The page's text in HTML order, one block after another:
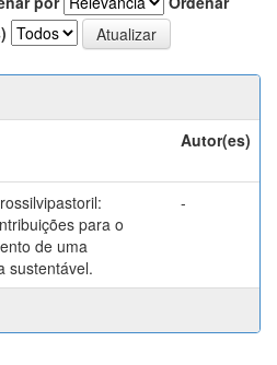
Autor(es)
para o
de uma
sustentável.
-